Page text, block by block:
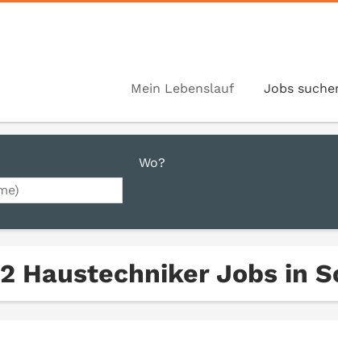
Mein Lebenslauf Jobs
Wo?
2 Haustechniker Jobs in